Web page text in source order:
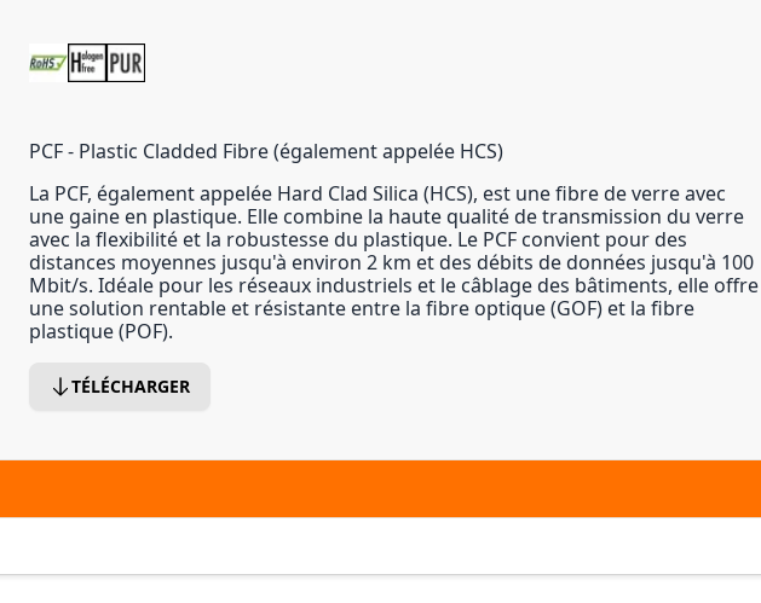
PCF - Plastic Cladded Fibre (également appelée HCS)
La PCF, également appelée Hard Clad Silica (HCS), est une fibre de verre avec
une gaine en plastique. Elle combine la haute qualité de transmission du verre
avec la flexibilité et la robustesse du plastique. Le PCF convient pour des
distances moyennes jusqu'à environ 2 km et des débits de données jusqu'à 100
Mbit/s. Idéale pour les réseaux industriels et le câblage des bâtiments, elle offre
une solution rentable et résistante entre la fibre optique (GOF) et la fibre
plastique (POF).
TÉLÉCHARGER